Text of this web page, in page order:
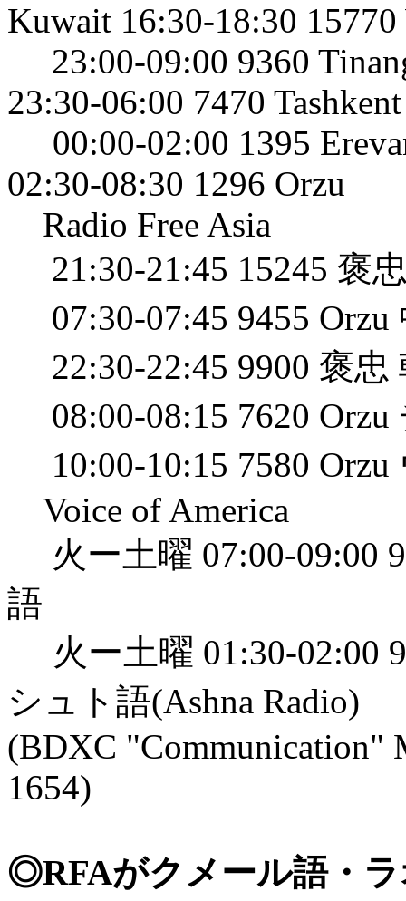
Kuwait 16:30-18:30
23:00-09:00 9360
23:30-06:00 7470
00:00-02:00 1395
02:30-08:30 1296 Orzu
Radio Free Asia
21:30-21:45 15245 褒
07:30-07:45 9455 Orzu
22:30-22:45 9900 褒忠
08:00-08:15 7620 Orzu
10:00-10:15 7580 Orzu
Voice of America
火ー土曜 07:00-09:00
語
火ー土曜 01:30-02:00
シュト語(Ashna Radio)
(BDXC "Communication"
1654)
◎RFAがクメール語・